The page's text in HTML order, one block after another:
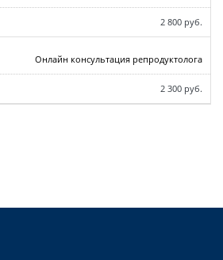
2 800 руб.
Онлайн консультация репродуктолога
2 300 руб.